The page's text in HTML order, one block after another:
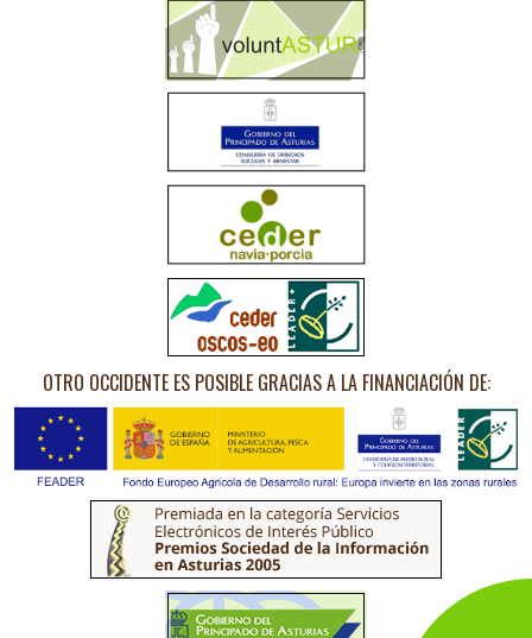
OTRO OCCIDENTE ES POSIBLE GRACIAS A LA FINANCIACIÓN DE: